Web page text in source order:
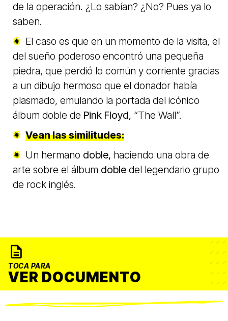
de la operación. ¿Lo sabían? ¿No? Pues ya lo
saben.
El caso es que en un momento de la visita, el
del sueño poderoso encontró una pequeña
piedra, que perdió lo común y corriente gracias
a un dibujo hermoso que el donador había
plasmado, emulando la portada del icónico
álbum doble de Pink Floyd, “The Wall”.
Vean las similitudes:
Un hermano doble, haciendo una obra de
arte sobre el álbum doble del legendario grupo
de rock inglés.
TOCA PARA
VER DOCUMENTO